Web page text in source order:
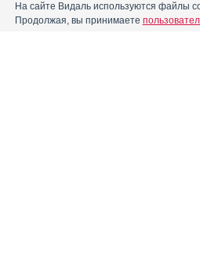
На сайте Видаль используются файлы
Продолжая, вы принимаете